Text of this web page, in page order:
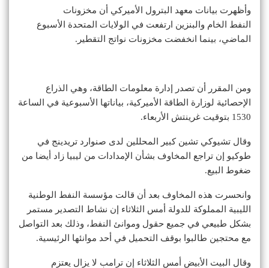
وأظهرت بيانات معهد البترول الأميركي أن مخزونات
النفط الخام والبنزين ارتفعت في الولايات المتحدة الأسبوع
الماضي، بينما انخفضت مخزونات نواتج التقطير.
ومن المقرر أن تصدر إدارة معلومات الطاقة، وهي الذراع
الإحصائية لوزارة الطاقة الأميركية، بياناتها الأسبوعية في الساعة
1530 بتوقيت غرينتش الأربعاء.
وقال تشيوكي تشين كبير المحللين لدى صنوارد تريدينج في
طوكيو إن تراجع المخاوف بشأن الإمدادات من ليبيا زاد أيضا من
ضغوط البيع.
وانحسرت هذه المخاوف بعد أن قالت مؤسسة النفط الوطنية
الليبية المملوكة للدولة أمس الثلاثاء إن نشاط التصدير مستمر
بشكل طبيعي في جميع حقول وموانئ النفط، وذلك بعد التواصل
مع محتجين طالبوا بوقف التحميل في أحد موانئها الرئيسية.
وقال البيت الأبيض أمس الثلاثاء إن ترامب لا يزال يعتزم